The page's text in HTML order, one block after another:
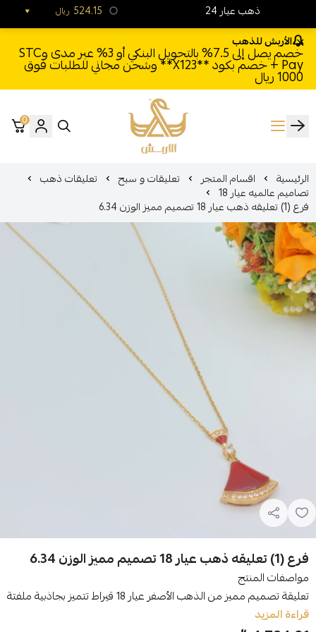
الأربش للذهب
خصم يصل إلى 7.5% بالتحويل البنكي أو 3% عبر مدى وSTC
Pay + خصم بكود **X123** وشحن مجاني للطلبات فوق
1000 ريال
الأربش للذهب
0
الرئيسية اقسام المتجر تعليقات و سبح تعليقات ذهب
تصاميم عالميه عيار 18
فرع (1) تعليقه ذهب عيار 18 تصميم مميز الوزن 6.34
فرع (1) تعليقه ذهب عيار 18 تصميم مميز الوزن 6.34
مواصفات المنتج
تعليقة تصميم مميز من الذهب الأصفر عيار 18 قيراط تتميز بجاذبية ملفتة. مثالية للارتداء اليومي. يمكنك تنسيقها مع المج...
قراءة المزيد
24 ذهب عيار ريال 524.15